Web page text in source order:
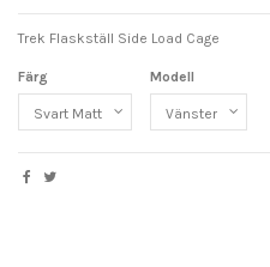
Trek Flaskställ Side Load Cage
Färg Modell